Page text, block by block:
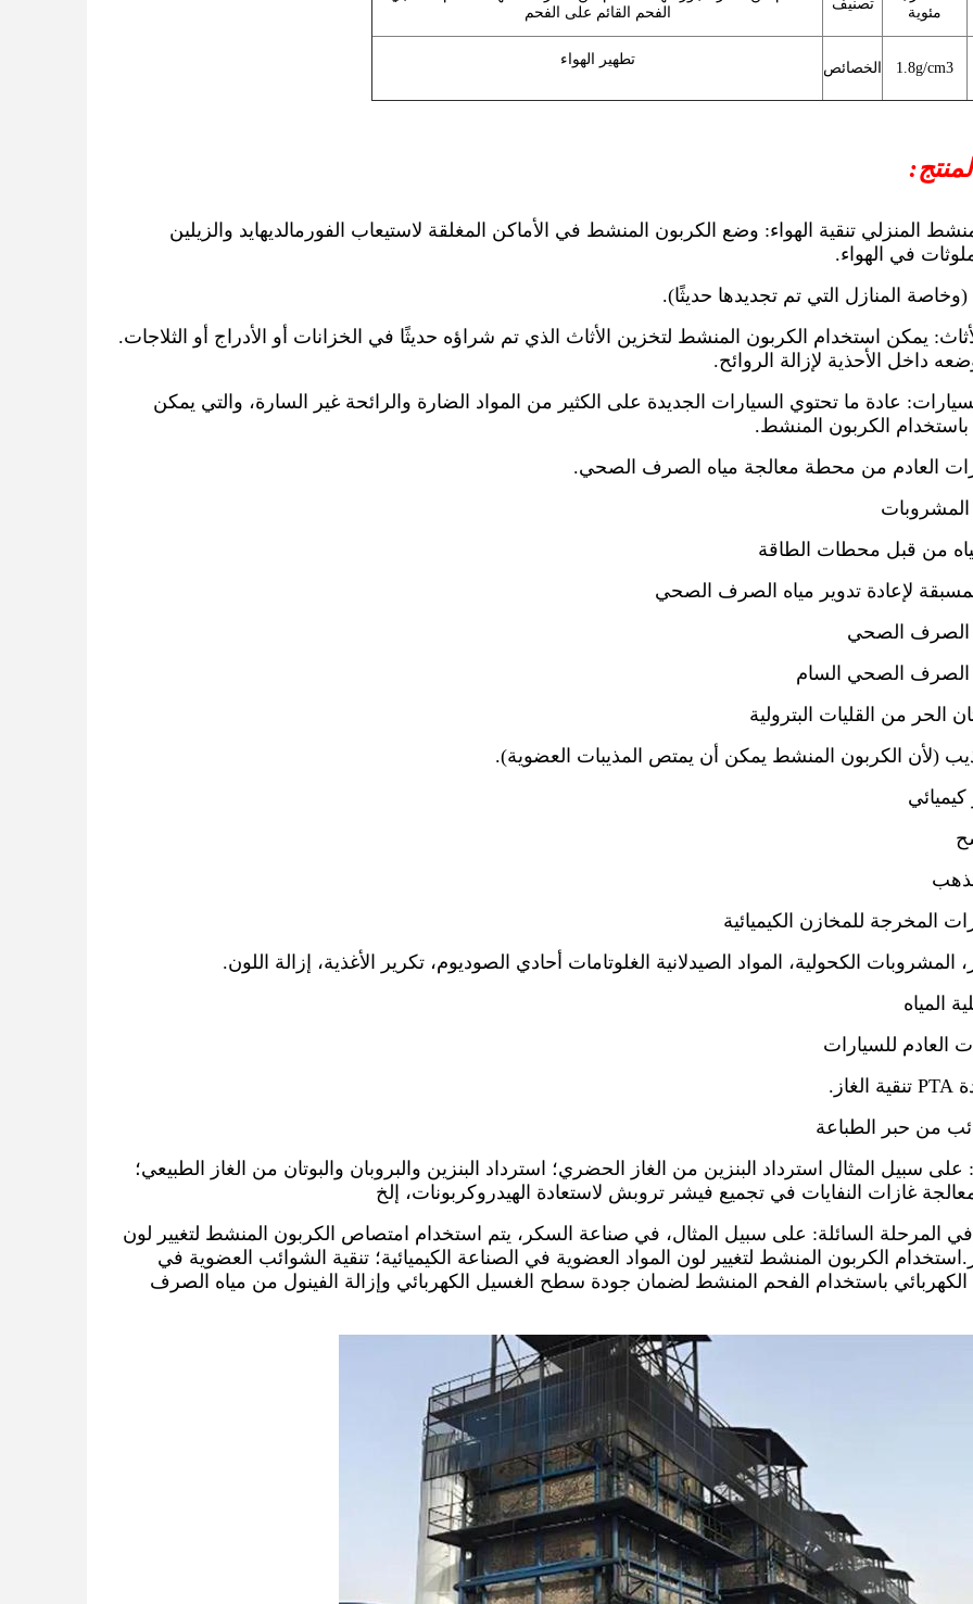
مئوية
تصنيف
الفحم القائم على الفحم
1.8g/cm3 الخصائص
تطهير الهواء
المنزلي تنقية الهواء: وضع الكربون المنشط في الأماكن المغلقة لاستيعاب الفورمالديهايد والزيلين
في الهواء.
(وخاصة المنازل التي تم تجديدها حديثًا).
يمكن استخدام الكربون المنشط لتخزين الأثاث الذي تم شراؤه حديثًا في الخزانات أو الأدراج أو الثلاجات.
داخل الأحذية لإزالة الروائح.
عادة ما تحتوي السيارات الجديدة على الكثير من المواد الضارة والرائحة غير السارة، والتي يمكن
باستخدام الكربون المنشط.
على سبيل المثال استرداد البنزين من الغاز الحضري؛ استرداد البنزين والبروبان والبوتان من الغاز الطبيعي؛
غازات النفايات في تجميع فيشر تروبش لاستعادة الهيدروكربونات، إلخ
في المرحلة السائلة: على سبيل المثال، في صناعة السكر، يتم استخدام امتصاص الكربون المنشط لتغيير لون
الكربون المنشط لتغيير لون المواد العضوية في الصناعة الكيميائية؛ تنقية الشوائب العضوية في
باستخدام الفحم المنشط لضمان جودة سطح الغسيل الكهربائي وإزالة الفينول من مياه الصرف